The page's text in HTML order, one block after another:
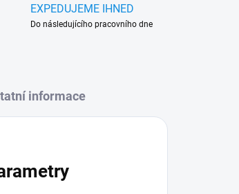
EXPEDUJEME IHNED
Do následujícího pracovního dne
informace